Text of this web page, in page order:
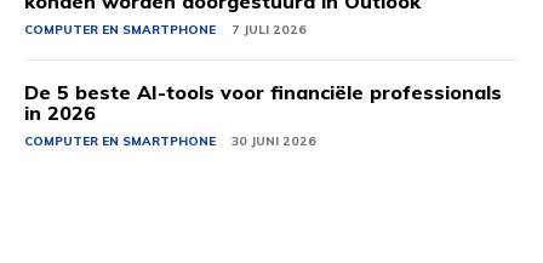
COMPUTER EN SMARTPHONE 7 JULI 2026
De 5 beste AI-tools voor financiële professionals
in 2026
COMPUTER EN SMARTPHONE 30 JUNI 2026